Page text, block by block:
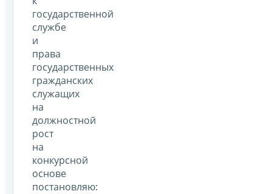
государственной
службе
и
права
государственных
гражданских
служащих
на
должностной
рост
на
конкурсной
основе
постановляю: